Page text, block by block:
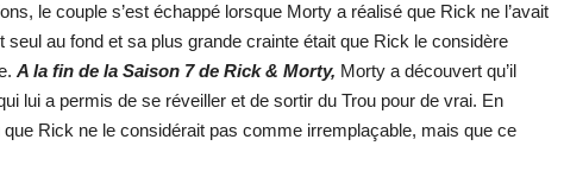
le couple s’est échappé lorsque Morty a réalisé que Rick ne l’avait
au fond et sa plus grande crainte était que Rick le considère
A la fin de la Saison 7 de Rick & Morty, Morty a découvert qu’il
lui a permis de se réveiller et de sortir du Trou pour de vrai. En
Rick ne le considérait pas comme irremplaçable, mais que ce